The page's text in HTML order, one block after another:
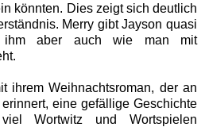
könnten. Dies zeigt sich deutlich
Merry gibt Jayson quasi
ihm aber auch wie man mit
ihrem Weihnachtsroman, der an
eine gefällige Geschichte
Wortwitz und Wortspielen